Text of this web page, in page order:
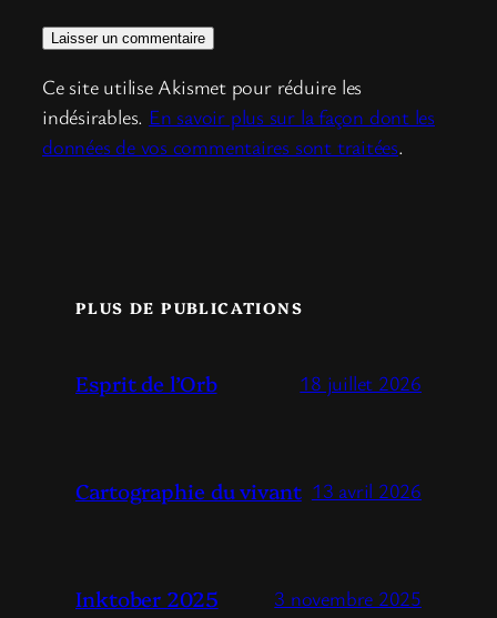
Ce site utilise Akismet pour réduire les
indésirables. En savoir plus sur la façon dont les
données de vos commentaires sont traitées.
PLUS DE PUBLICATIONS
Esprit de l’Orb 18 juillet 2026
Cartographie du vivant 13 avril 2026
Inktober 2025 3 novembre 2025